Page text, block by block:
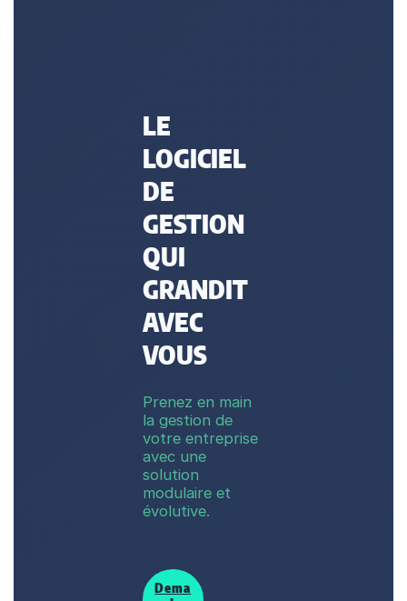
LE
LOGICIEL
DE
GESTION
QUI
GRANDIT
AVEC
VOUS
Prenez en main
la gestion de
votre entreprise
avec une
solution
modulaire et
évolutive.
Dema